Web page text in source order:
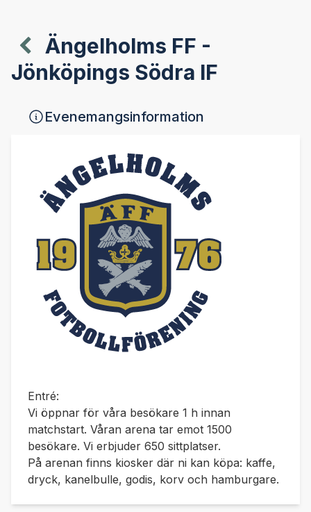
Ängelholms FF -
Jönköpings Södra IF
Evenemangsinformation
Entré:
Vi öppnar för våra besökare 1 h innan
matchstart. Våran arena tar emot 1500
besökare. Vi erbjuder 650 sittplatser.
På arenan finns kiosker där ni kan köpa: kaffe,
dryck, kanelbulle, godis, korv och hamburgare.